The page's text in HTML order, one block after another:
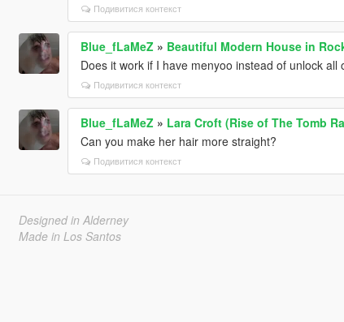
Подивитися контекст
Blue_fLaMeZ » Beautiful Modern House in
Does it work if I have menyoo instead of unlock all
Подивитися контекст
Blue_fLaMeZ » Lara Croft (Rise of The Tomb
Can you make her hair more straight?
Подивитися контекст
Designed in Alderney
Made in Los Santos